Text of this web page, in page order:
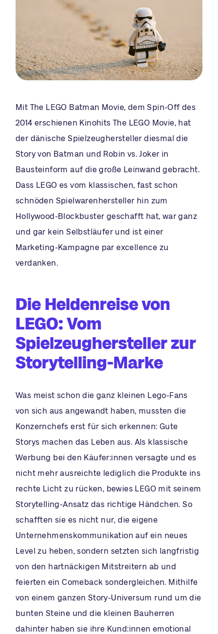
Mit The LEGO Batman Movie, dem Spin-Off des
2014 erschienen Kinohits The LEGO Movie, hat
der dänische Spielzeughersteller diesmal die
Story von Batman und Robin vs. Joker in
Bausteinform auf die große Leinwand gebracht.
Dass LEGO es vom klassischen, fast schon
schnöden Spielwarenhersteller hin zum
Hollywood-Blockbuster geschafft hat, war ganz
und gar kein Selbstläufer und ist einer
Marketing-Kampagne par excellence zu
verdanken.
Die Heldenreise von
LEGO: Vom
Spielzeughersteller zur
Storytelling-Marke
Was meist schon die ganz kleinen Lego-Fans
von sich aus angewandt haben, mussten die
Konzernchefs erst für sich erkennen: Gute
Storys machen das Leben aus. Als klassische
Werbung bei den Käufer:innen versagte und es
nicht mehr ausreichte lediglich die Produkte ins
rechte Licht zu rücken, bewies LEGO mit seinem
Storytelling-Ansatz das richtige Händchen. So
schafften sie es nicht nur, die eigene
Unternehmenskommunikation auf ein neues
Level zu heben, sondern setzten sich langfristig
von den hartnäckigen Mitstreitern ab und
feierten ein Comeback sondergleichen. Mithilfe
von einem ganzen Story-Universum rund um die
bunten Steine und die kleinen Bauherren
dahinter haben sie ihre Kund:innen emotional